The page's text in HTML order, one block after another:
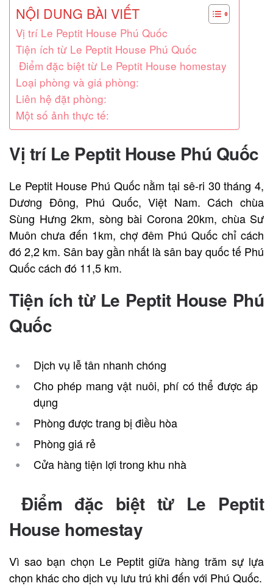
NỘI DUNG BÀI VIẾT
Vị trí Le Peptit House Phú Quốc
Tiện ích từ Le Peptit House Phú Quốc
Điểm đặc biệt từ Le Peptit House homestay
Loại phòng và giá phòng:
Liên hệ đặt phòng:
Một số ảnh thực tế:
Vị trí Le Peptit House Phú Quốc
Le Peptit House Phú Quốc nằm tại sê-ri 30 tháng 4,
Dương Đông, Phú Quốc, Việt Nam. Cách chùa
Sùng Hưng 2km, sòng bài Corona 20km, chùa Sư
Muôn chưa đến 1km, chợ đêm Phú Quốc chỉ cách
đó 2,2 km. Sân bay gần nhất là sân bay quốc tế Phú
Quốc cách đó 11,5 km.
Tiện ích từ Le Peptit House Phú
Quốc
Dịch vụ lễ tân nhanh chóng
Cho phép mang vật nuôi, phí có thể được áp
dụng
Phòng được trang bị điều hòa
Phòng giá rẻ
Cửa hàng tiện lợi trong khu nhà
Điểm đặc biệt từ Le Peptit
House homestay
Vì sao bạn chọn Le Peptit giữa hàng trăm sự lựa
chọn khác cho dịch vụ lưu trú khi đến với Phú Quốc.